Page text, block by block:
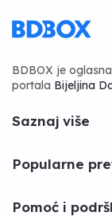
BDBOX je
portala Bijeljina
Saznaj više
Popularne
Pomoć i